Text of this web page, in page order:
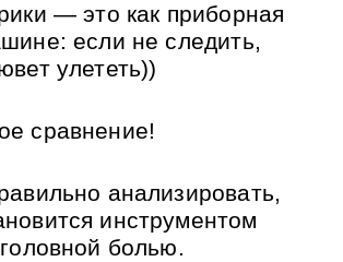
— это как приборная
если не следить,
улететь))
сравнение!
анализировать,
инструментом
болью.